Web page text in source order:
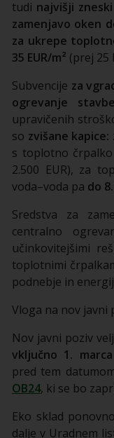
tudi najvišji
zamenjavo oken
za ukrepe
35 EUR/m² (prej 25
Subvencije za
ogrevanje
upravičenih
so zvišane kapice:
s toplotno
2.500 EUR), za
voda–voda pa do
Sredstva za
centralno
učinkovitejšimi
toplotnimi
podnebje in
Vloga na nov javni
Nov javni poziv
vključno 1.
pred tem
OB24, ki se bo
Eko sklad
dalje v Uradnem